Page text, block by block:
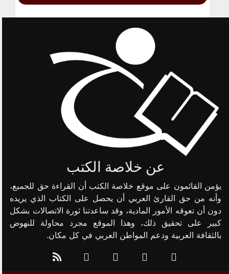
عن خلاصة الكتب
يؤمن القائمون على موقع خلاصة الكتب أن القراءة حق للجميع،
وأنه من حق القارئ العربي أن يحصل على الكتاب الذي يريده
دون أن تعوقه الأمور المادية، وقد ساعدتنا ثورة الاتصالات بشكل
كبير على تحقيق ذلك، وهذا الموقع مجرد محاولة للنهوض
بالثقافة العربية ودعم المواطن العربي في كل مكان.